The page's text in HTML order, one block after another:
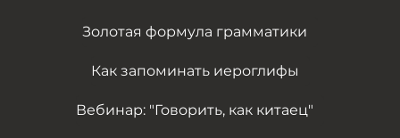
Золотая формула грамматики
Как запоминать иероглифы
Вебинар: "Говорить, как китаец"